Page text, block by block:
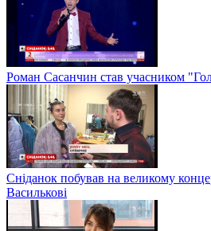
Роман Сасанчин став учасником
Сніданок побував на великому
Василькові